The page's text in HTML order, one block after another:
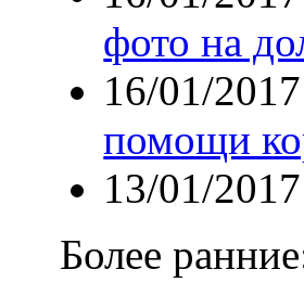
фото на
16/01/
помощи
13/01/
Более